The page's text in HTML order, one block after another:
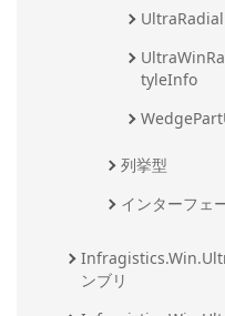
tyleInfo
列挙型
インターフェ
ンブリ